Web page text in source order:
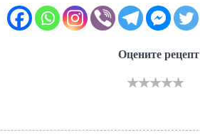
Оцените рецепт